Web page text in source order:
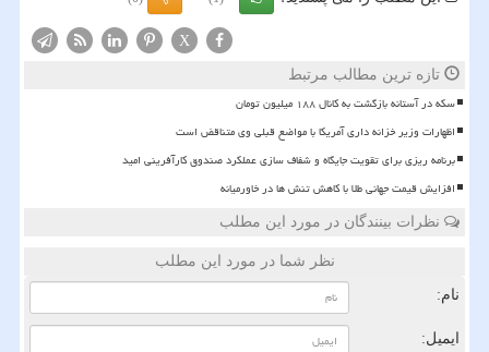
X
تازه ترین مطالب مرتبط
سکه در آستانه بازگشت به کانال ۱۸۸ میلیون تومان
اظهارات وزیر خزانه داری آمریکا با مواضع قبلی وی متناقض است
برنامه ریزی برای تقویت جایگاه و شفاف سازی عملکرد صندوق کارآفرینی امید
افزایش قیمت جهانی طلا با کاهش تنش ها در خاورمیانه
نظرات بینندگان در مورد این مطلب
نظر شما در مورد این مطلب
نام:
ایمیل: